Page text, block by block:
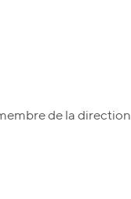
de la direction